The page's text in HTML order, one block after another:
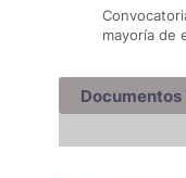
mayoría de